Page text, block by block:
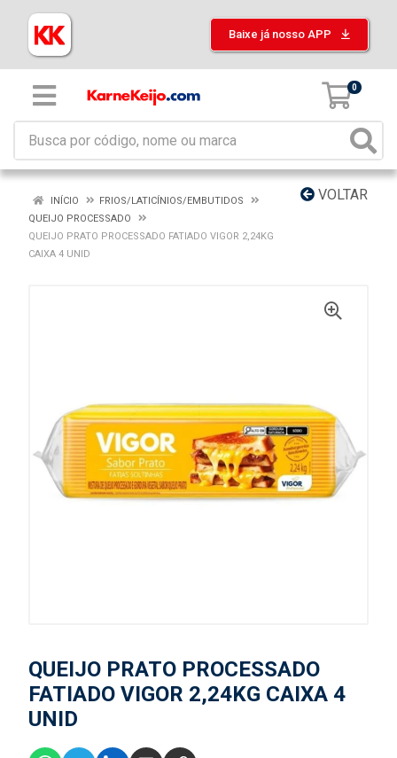
Baixe já nosso APP
0
VOLTAR
INÍCIO
FRIOS/LATICÍNIOS/EMBUTIDOS
QUEIJO PROCESSADO
QUEIJO PRATO PROCESSADO FATIADO VIGOR 2,24KG
CAIXA 4 UNID
QUEIJO PRATO PROCESSADO
FATIADO VIGOR 2,24KG CAIXA 4
UNID